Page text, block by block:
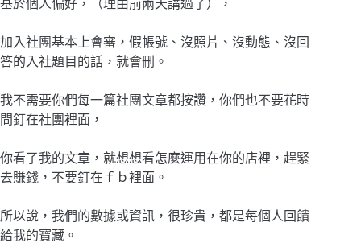
基於個人偏好，（理由前兩天講過了），
加入社團基本上會審，假帳號、沒照片、沒動態、沒回
答的入社題目的話，就會刪。
我不需要你們每一篇社團文章都按讚，你們也不要花時
間釘在社團裡面，
你看了我的文章，就想想看怎麼運用在你的店裡，趕緊
去賺錢，不要釘在ｆｂ裡面。
所以說，我們的數據或資訊，很珍貴，都是每個人回饋
給我的寶藏。